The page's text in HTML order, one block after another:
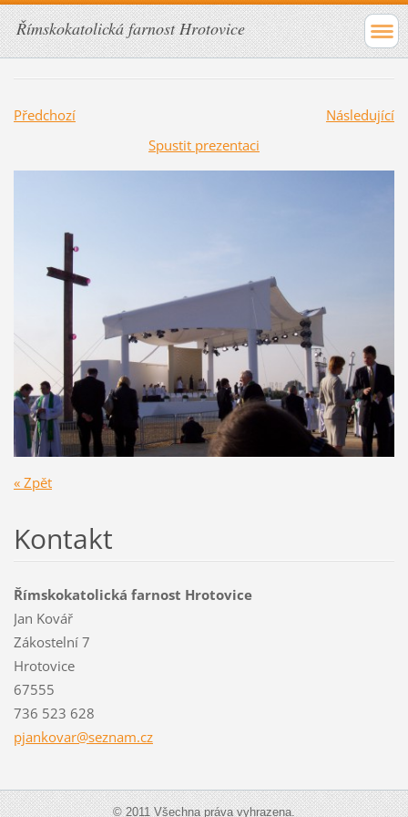
Římskokatolická farnost Hrotovice
Předchozí
Následující
Spustit prezentaci
« Zpět
Kontakt
Římskokatolická farnost Hrotovice
Jan Kovář
Zákostelní 7
Hrotovice
67555
736 523 628
pjankovar@seznam.cz
© 2011 Všechna práva vyhrazena.